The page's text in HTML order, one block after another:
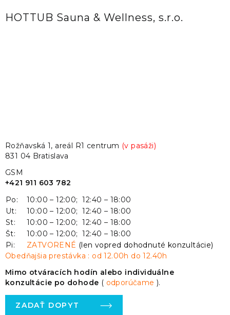
HOTTUB Sauna & Wellness, s.r.o.
Rožňavská 1, areál R1 centrum (v pasáži)
831 04 Bratislava
GSM
+421 911 603 782
Po:
10:00 – 12:00; 12:40 – 18:00
Ut:
10:00 – 12:00; 12:40 – 18:00
St:
10:00 – 12:00; 12:40 – 18:00
Št:
10:00 – 12:00; 12:40 – 18:00
Pi:
ZATVORENÉ (len vopred dohodnuté konzultácie)
Obedňajšia prestávka : od 12.00h do 12.40h
Mimo otváracích hodín alebo individuálne
konzultácie po dohode ( odporúčame).
ZADAŤ DOPYT